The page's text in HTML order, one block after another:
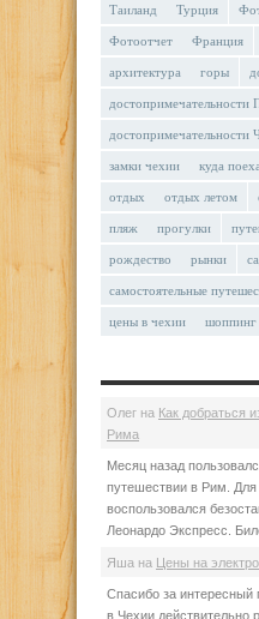
Таиланд Турция
Фотоотчет Франция
архитектура горы
достопримечательности
достопримечательности
замки чехии куда
отдых отдых летом
пляж прогулки
рождество рынки
самостоятельные
цены в чехии шоппинг
Олег на Как добраться
Рима
Месяц назад
путешествии в Рим. Для
воспользовался
Леонардо Экспресс.
Яша на Цены на
Спасибо за интересный
в Чехии действительно